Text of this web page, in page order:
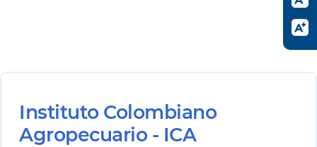
Instituto Colombiano
Agropecuario - ICA